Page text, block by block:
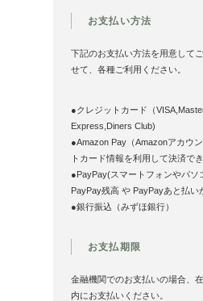
お支払い方法
下記のお支払い方法を用意して
せて、各種ご利用ください。
●クレジットカード（
Express,Diners Club)
●Amazon Pay（Amazonアカウ
トカード情報を利用して決済でき
●PayPay(スマートフォンやパソ
PayPay残高 や PayPayあと払い
●銀行振込（みずほ銀行）
お支払期限
金融機関でのお支払いの場合、
内にお支払いください。